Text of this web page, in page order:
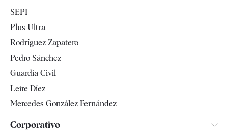
Televisión
SEPI
Plus Ultra
Rodríguez Zapatero
Pedro Sánchez
Guardia Civil
Leire Díez
Mercedes González Fernández
Corporativo